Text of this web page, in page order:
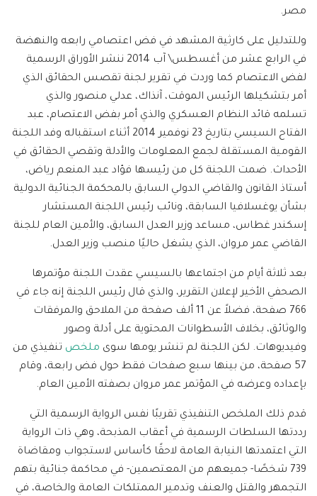
مصر.
وللتدليل على كارثية المشهد في فض اعتصامي رابعه والنهضة
في الرابع عشر من أغسطس\ آب 2014 ننشر الأوراق الرسمية
لفض الاعتصام كما وردت في تقرير لجنة تقصس الحقائق الذي
أمر بتشكيلها الرئيس الموقت، آنذاك، عدلي منصور والذي
تسلمه قائد النظام العسكري والذي أمر بفض الاعتصام، عبد
الفتاح السيسي بتاريخ 23 نوفمير 2014 أثناء استقباله وفد اللجنة
القومية المستقلة لجمع المعلومات والأدلة وتقصي الحقائق في
الأحداث. ضمت اللجنة كل من رئيسها فؤاد عبد المنعم رياض،
أستاذ القانون والقاضي الدولي السابق بالمحكمة الجنائية الدولية
بشأن يوغسلافيا السابقة، ونائب رئيس اللجنة المستشار
إسكندر غطاس، مساعد وزير العدل السابق، والأمين العام للجنة
القاضي عمر مروان، الذي يشغل حاليًا منصب وزير العدل.
بعد ثلاثة أيام من اجتماعها بالسيسي عقدت اللجنة مؤتمرها
الصحفي الأخير لإعلان التقرير، والذي قال رئيس اللجنة إنه جاء في
766 صفحة، فضلاً عن 11 ألف صفحة من الملاحق والمرفقات
والوثائق، بخلاف الأسطوانات المحتوية على أدلة وصور
وفيديوهات. لكن اللجنة لم تنشر يومها سوى ملخص تنفيذي من
57 صفحة، من بينها سبع صفحات فقط حول فض رابعة، وقام
بإعداده وعرضه في المؤتمر عمر مروان بصفته الأمين العام.
قدم ذلك الملخص التنفيذي تقريبًا نفس الرواية الرسمية التي
رددتها السلطات الرسمية في أعقاب المذبحة، وهي ذات الرواية
التي اعتمدتها النيابة العامة لاحقًا كأساس لاستجواب ومقاضاة
739 شخصًا- جميعهم من المعتصمين- في محاكمة جنائية بتهم
التجمهر والقتل والعنف وتدمير الممتلكات العامة والخاصة، في